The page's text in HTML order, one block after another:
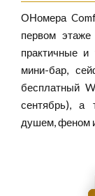
ОНомера
первом
практичные
мини-бар,
бесплатный
сентябрь), а
душем, феном